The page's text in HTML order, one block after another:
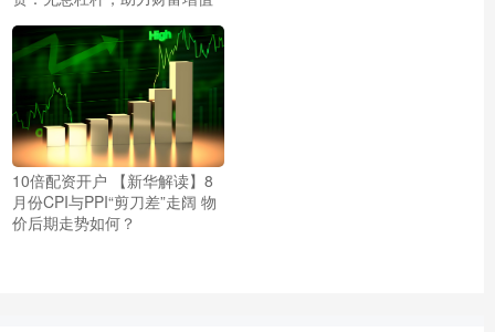
10倍配资开户 【新华解读】8
月份CPI与PPI“剪刀差”走阔 物
价后期走势如何？